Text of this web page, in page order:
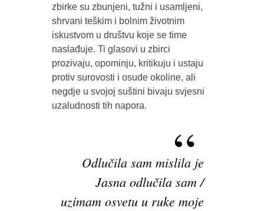
zbirke su zbunjeni, tužni i usamljeni,
shrvani teškim i bolnim životnim
iskustvom u društvu koje se time
naslađuje. Ti glasovi u zbirci
prozivaju, opominju, kritikuju i ustaju
protiv surovosti i osude okoline, ali
negdje u svojoj suštini bivaju svjesni
uzaludnosti tih napora.
Odlučila sam mislila je
Jasna odlučila sam /
uzimam osvetu u ruke moje